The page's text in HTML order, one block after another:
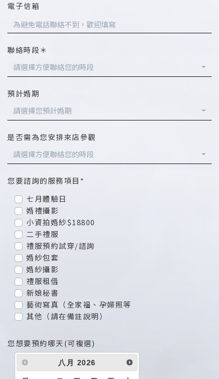
電子信箱
聯絡時段＊
請選擇方便聯絡您的時段
預計婚期
請選擇您預計婚期
是否需為您安排來店參觀
請選擇方便聯絡您的時段
您要諮詢的服務項目*
七月體驗日
婚禮攝影
小資拍婚紗$18800
二手禮服
禮服預約試穿/諮詢
婚紗包套
婚紗攝影
禮服租借
新娘秘書
藝術寫真（全家福、孕婦照等
其他（請在備註說明）
您想要預約哪天(可複選)
八月 2026